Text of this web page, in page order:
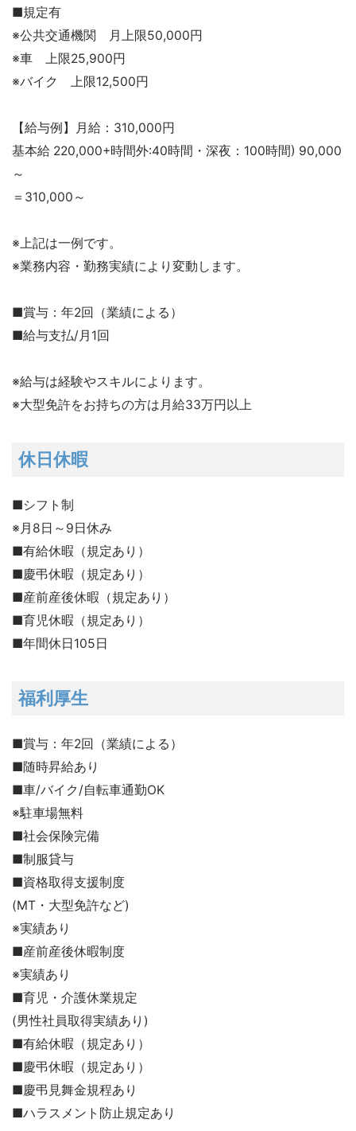
■規定有
※公共交通機関 月上限50,000円
※車 上限25,900円
※バイク 上限12,500円
【給与例】月給：310,000円
基本給 220,000+時間外:40時間・深夜：100時間) 90,000
～
＝310,000～
※上記は一例です。
※業務内容・勤務実績により変動します。
■賞与：年2回（業績による）
■給与支払/月1回
※給与は経験やスキルによります。
※大型免許をお持ちの方は月給33万円以上
休日休暇
■シフト制
※月8日～9日休み
■有給休暇（規定あり）
■慶弔休暇（規定あり）
■産前産後休暇（規定あり）
■育児休暇（規定あり）
■年間休日105日
福利厚生
■賞与：年2回（業績による）
■随時昇給あり
■車/バイク/自転車通勤OK
※駐車場無料
■社会保険完備
■制服貸与
■資格取得支援制度
(MT・大型免許など)
※実績あり
■産前産後休暇制度
※実績あり
■育児・介護休業規定
(男性社員取得実績あり)
■有給休暇（規定あり）
■慶弔休暇（規定あり）
■慶弔見舞金規程あり
■ハラスメント防止規定あり